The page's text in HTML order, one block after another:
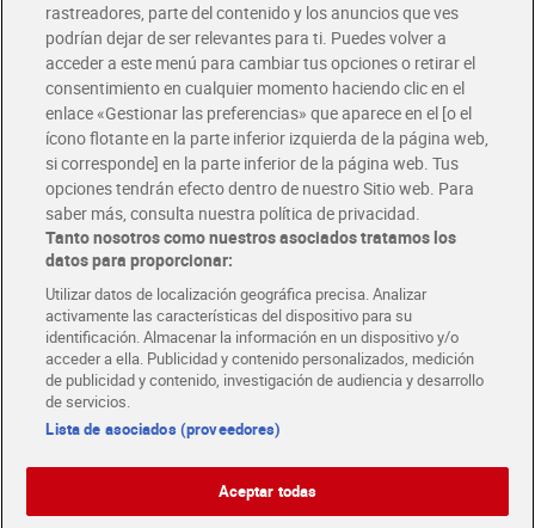
Únete al CLUB Dia
Disfruta las ventajas y ofertas exclusivas.
Descárgate la APP Dia
Folletos y Tiendas
Descubre las mejores ofertas y busca tu tienda más cercana
Tarjeta MaX Dia
Te devuelve hasta 8€/mes de tus compras.
¡Solicita tu tarjeta de crédito aquí!
COMER MEJOR CADA DIA
COLABORA CON DIA ABRE TU TIENDA DIA CORPORATE
rastreadores, parte del contenido y los anuncios que ves
podrían dejar de ser relevantes para ti. Puedes volver a
acceder a este menú para cambiar tus opciones o retirar el
consentimiento en cualquier momento haciendo clic en el
enlace «Gestionar las preferencias» que aparece en el [o el
ícono flotante en la parte inferior izquierda de la página web,
si corresponde] en la parte inferior de la página web. Tus
opciones tendrán efecto dentro de nuestro Sitio web. Para
saber más, consulta nuestra política de privacidad.
Tanto nosotros como nuestros asociados tratamos los
datos para proporcionar:
Utilizar datos de localización geográfica precisa. Analizar
activamente las características del dispositivo para su
identificación. Almacenar la información en un dispositivo y/o
acceder a ella. Publicidad y contenido personalizados, medición
de publicidad y contenido, investigación de audiencia y desarrollo
de servicios.
Lista de asociados (proveedores)
Aceptar todas